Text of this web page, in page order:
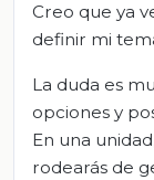
Creo que ya
definir mi
La duda es
opciones y
En una
rodearás de